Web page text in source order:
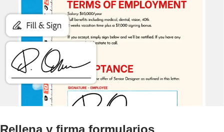
Rellena y firma formularios